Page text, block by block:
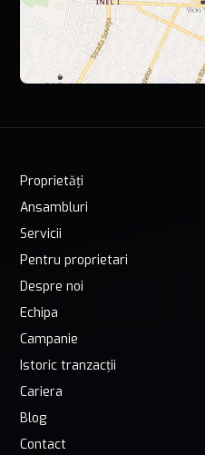
Proprietăți
Ansambluri
Servicii
Pentru proprietari
Despre noi
Echipa
Campanie
Istoric tranzacții
Cariera
Blog
Contact